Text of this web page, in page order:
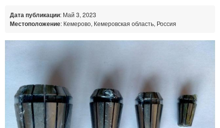
Дата публикации: Май 3, 2023
Местоположение: Кемерово, Кемеровская область, Россия